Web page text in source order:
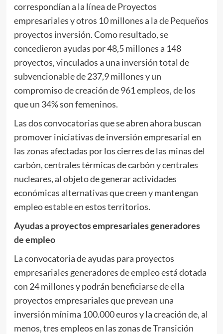
correspondían a la línea de Proyectos
empresariales y otros 10 millones a la de Pequeños
proyectos inversión. Como resultado, se
concedieron ayudas por 48,5 millones a 148
proyectos, vinculados a una inversión total de
subvencionable de 237,9 millones y un
compromiso de creación de 961 empleos, de los
que un 34% son femeninos.
Las dos convocatorias que se abren ahora buscan
promover iniciativas de inversión empresarial en
las zonas afectadas por los cierres de las minas del
carbón, centrales térmicas de carbón y centrales
nucleares, al objeto de generar actividades
económicas alternativas que creen y mantengan
empleo estable en estos territorios.
Ayudas a proyectos empresariales generadores
de empleo
La convocatoria de ayudas para proyectos
empresariales generadores de empleo está dotada
con 24 millones y podrán beneficiarse de ella
proyectos empresariales que prevean una
inversión mínima 100.000 euros y la creación de, al
menos, tres empleos en las zonas de Transición